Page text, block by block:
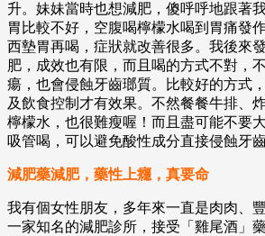
升。妹妹當時也想減肥，傻呼呼地跟著
胃比較不好，空腹喝檸檬水喝到胃痛發
西墊胃再喝，症狀就改善很多。我後來
肥，成效也有限，而且喝的方式不對，
瘍，也會侵蝕牙齒瑯質。比較好的方式
及飲食控制才有效果。不然餐餐牛排、
檸檬水，也很難瘦喔！而且盡可能不要
吸管喝，可以避免酸性成分直接侵蝕牙齒
減肥藥減肥，藥性上癮，真要命
我有個女性朋友，多年來一直是肉肉、
一家知名的減肥診所，接受「雞尾酒」